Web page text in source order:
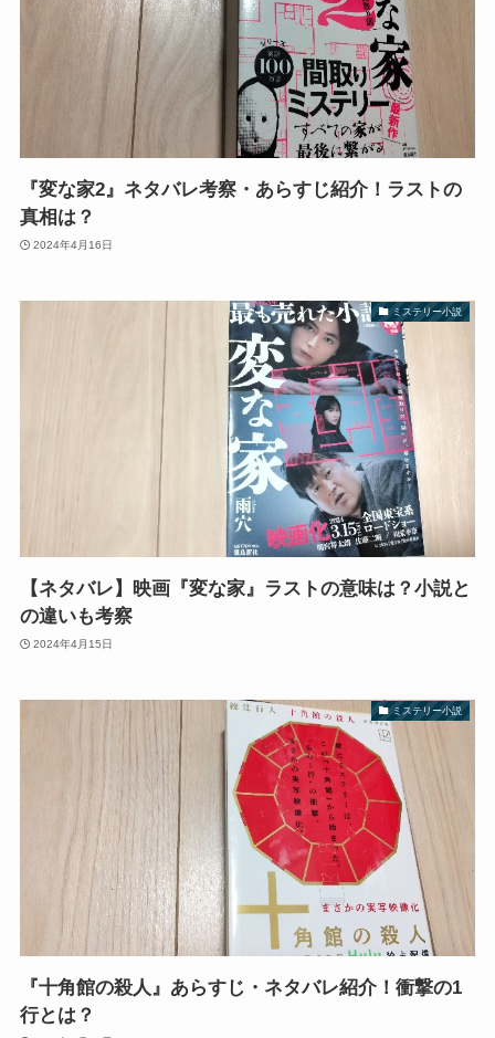
『変な家2』ネタバレ考察・あらすじ紹介！ラストの
真相は？
2024年4月16日
ミステリー小説
【ネタバレ】映画『変な家』ラストの意味は？小説と
の違いも考察
2024年4月15日
ミステリー小説
『十角館の殺人』あらすじ・ネタバレ紹介！衝撃の1
行とは？